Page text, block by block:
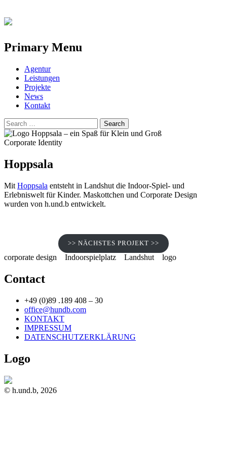
Primary Menu
Skip
content
Agentur
Leistungen
Projekte
News
Kontakt
Search
for:
Corporate Identity
Hoppsala
Mit Hoppsala entsteht in Landshut die Indoor-Spiel- und
Erlebniswelt für Kinder. Maskottchen und Corporate Design
wurden von h.und.b entwickelt.
>> NÄCHSTES PROJEKT >>
corporate design Indoorspielplatz Landshut logo
Contact
+49 (0)89 .189 408 – 30
office@hundb.com
KONTAKT
IMPRESSUM
DATENSCHUTZERKLÄRUNG
Logo
© h.und.b, 2026